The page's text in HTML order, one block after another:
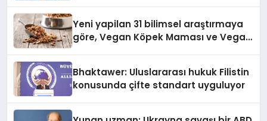
Yeni yapilan 31 bilimsel araştırmaya
göre, Vegan Köpek Maması ve Vegan
Bhaktawer: Uluslararası hukuk Filistin
konusunda çifte standart uyguluyor